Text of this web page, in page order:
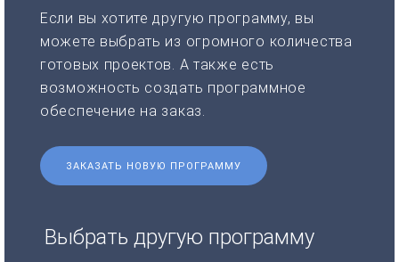
Если вы хотите другую программу, вы
можете выбрать из огромного количества
готовых проектов. А также есть
возможность создать программное
обеспечение на заказ.
ЗАКАЗАТЬ НОВУЮ ПРОГРАММУ
Выбрать другую программу